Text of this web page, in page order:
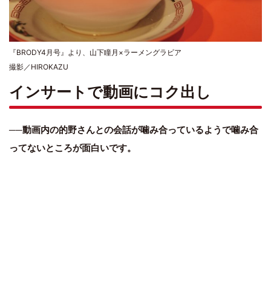
『BRODY4月号』より、山下瞳月×ラーメングラビア
撮影／HIROKAZU
インサートで動画にコク出し
──動画内の的野さんとの会話が噛み合っているようで噛み合
ってないところが面白いです。